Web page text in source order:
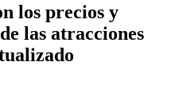
los precios y
las atracciones